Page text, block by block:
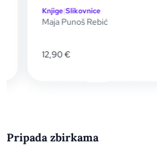
Knjige|Slikovnice
Maja Punoš Rebić
12,90€
Pripada zbirkama